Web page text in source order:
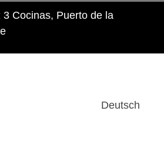
Cocinas, Puerto de la
Deutsch